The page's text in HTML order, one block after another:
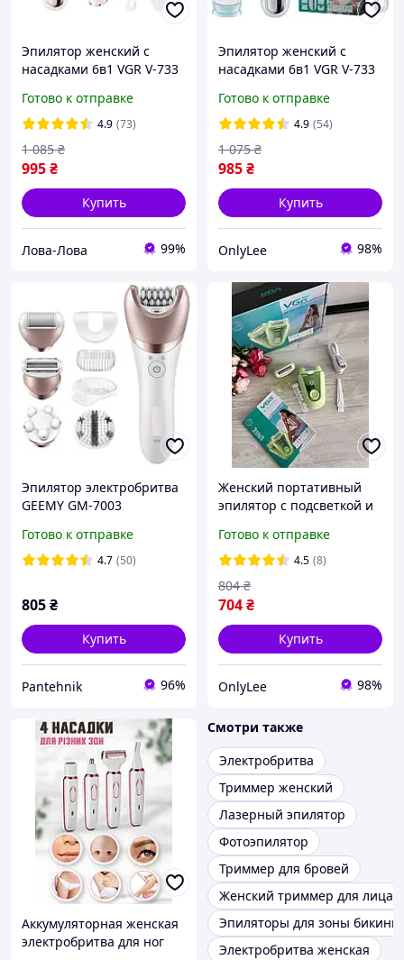
Эпилятор женский с
насадками 6в1 VGR V-733
аккумуляторный для
удаления волос IPX7 USB
5 Вт pix
Готово к отправке
4.9 (73)
995₴
1 085 ₴
Купить
Лова-Лова 99%
Эпилятор женский с
насадками 6в1 VGR V-733
аккумуляторный для
удаления волос IPX7 USB
5 Вт bas
Готово к отправке
4.9 (54)
985₴
1 075 ₴
Купить
OnlyLee 98%
Эпилятор электробритва
GEEMY GM-7003
Готово к отправке
4.7 (50)
805₴
Купить
Pantehnik 96%
Женский портативный
эпилятор с подсветкой и
аккумуляторный 2 в 1 для
удаления волос
Готово к отправке
4.5 (8)
704₴
804 ₴
Купить
OnlyLee 98%
Аккумуляторная женская
электробритва для ног
Смотри также
Электробритва
Триммер женский
Лазерный эпилятор
Фотоэпилятор
Триммер для бровей
Женский триммер для лица
Эпиляторы для зоны бикини
Электробритва женская